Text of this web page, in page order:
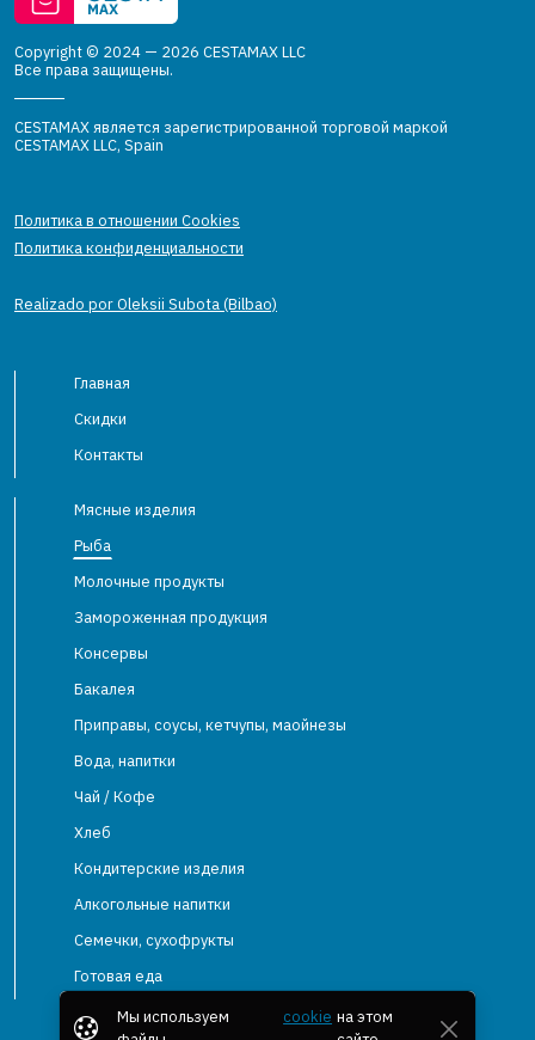
Мы используем
cookie на этом
Copyright © 2024 — 2026 CESTAMAX LLC
Все права защищены.
CESTAMAX является зарегистрированной торговой маркой
CESTAMAX LLC, Spain
Политика в отношении Cookies
Политика конфиденциальности
Realizado por Oleksii Subota (Bilbao)
Главная
Скидки
Контакты
Мясные изделия
Рыба
Молочные продукты
Замороженная продукция
Консервы
Бакалея
Приправы, соусы, кетчупы, маойнезы
Вода, напитки
Чай / Кофе
Хлеб
Кондитерские изделия
Алкогольные напитки
Семечки, сухофрукты
Готовая еда